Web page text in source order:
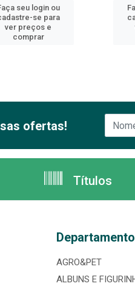
seu login ou
se para
ver preços e
comprar
ofertas!
Títulos
AGRO&PET
ALBUNS E